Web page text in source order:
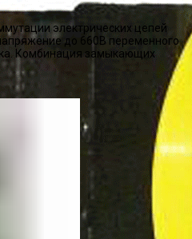
электрических цепей
до 660В переменного
Комбинация замыкающих